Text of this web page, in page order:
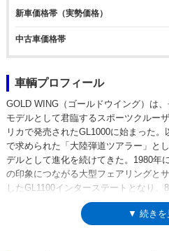
新車価格帯（実勢価格）
中古車価格帯
車輌プロフィール
GOLD WING（ゴールドウイング）は
モデルとして君臨するスポーツクルー
リカで発売されたGL1000に始まった
で求められた「大陸弾道ツアラー」と
デルとして進化を続けてきた。1980年
の印象につながる大型フェアリングと
したGL1100インターステートとなり、
そして1988年からは、GL1500が日本
ルドウイングとして販売されるように
▼ 続きを